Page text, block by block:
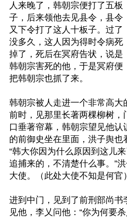
人来晚了，韩朝宗便打了五板
子，后来领他去见县令，县令
又下令打了这人十板子。过了
没多久，这人因为得时令病死
掉了，死后在冥府告状，说是
韩朝宗害死的他，于是冥府便
把韩朝宗也抓了来。
韩朝宗被人走进一个非常高大
前时，见那里长著两棵柳树，
口垂著帘幕，韩朝宗望见他认
的前御史坐在里面，洪子舆也
“韩大你因为什么原因到这儿
追捕来的，不清楚什么事。”
大使。（此处大使不知是何官）
进到中门，见到了前刑部尚书
见他，李乂问他：“你为何要